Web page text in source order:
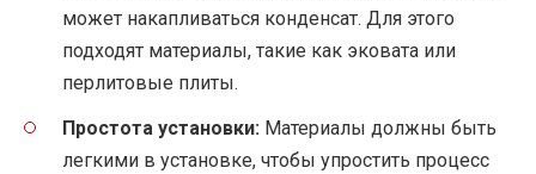
может накапливаться конденсат. Для этого
подходят материалы, такие как эковата или
перлитовые плиты.
Простота установки: Материалы должны быть
легкими в установке, чтобы упростить процесс